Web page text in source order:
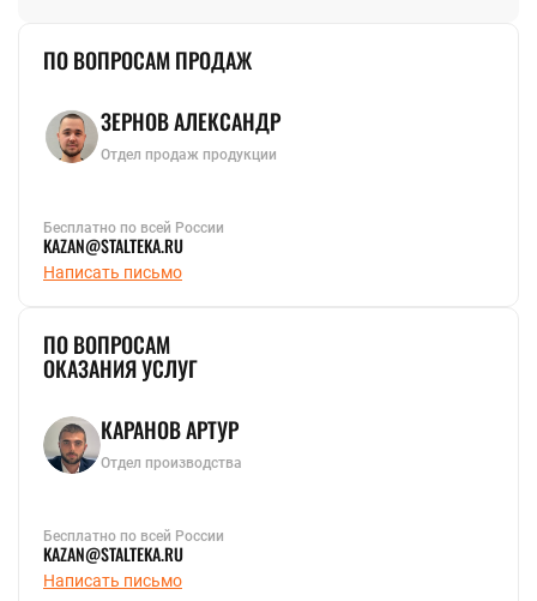
ПО ВОПРОСАМ ПРОДАЖ
ЗЕРНОВ АЛЕКСАНДР
Отдел продаж продукции
Бесплатно по всей России
KAZAN@STALTEKA.RU
Написать письмо
ПО ВОПРОСАМ
ОКАЗАНИЯ УСЛУГ
КАРАНОВ АРТУР
Отдел производства
Бесплатно по всей России
KAZAN@STALTEKA.RU
Написать письмо